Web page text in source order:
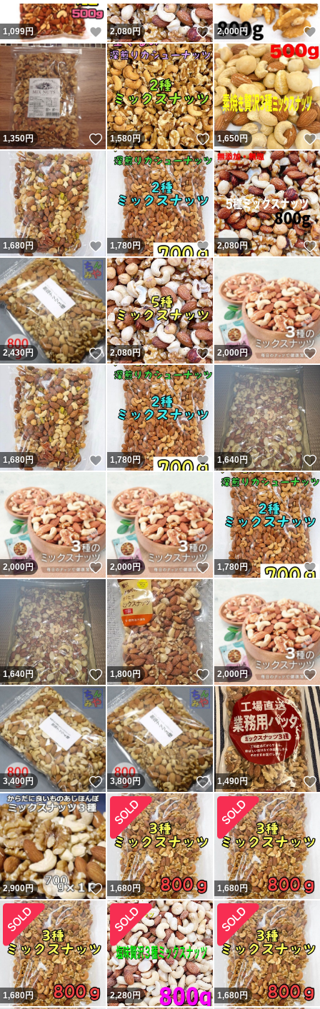
1,099円 いいね！
2,080円 いいね！
2,000円
1,350円 いいね！
1,580円 いいね！
1,650円
1,680円 いいね！
1,780円 いいね！
2,080円
2,430円 いいね！
2,080円 いいね！
2,000円
1,680円 いいね！
1,780円 いいね！
1,640円
2,000円 いいね！
2,000円 いいね！
1,780円
1,640円 いいね！
1,800円 いいね！
2,000円
3,400円 いいね！
3,800円 いいね！
1,490円
2,900円 いいね！
1,680円 1,680円
1,680円 2,280円 1,680円